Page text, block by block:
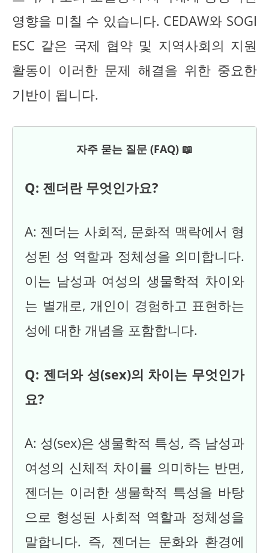
영향을 미칠 수 있습니다. CEDAW와 SOGI
ESC 같은 국제 협약 및 지역사회의 지원
활동이 이러한 문제 해결을 위한 중요한
기반이 됩니다.
자주 묻는 질문 (FAQ) 📖
Q: 젠더란 무엇인가요?
A: 젠더는 사회적, 문화적 맥락에서 형
성된 성 역할과 정체성을 의미합니다.
이는 남성과 여성의 생물학적 차이와
는 별개로, 개인이 경험하고 표현하는
성에 대한 개념을 포함합니다.
Q: 젠더와 성(sex)의 차이는 무엇인가
요?
A: 성(sex)은 생물학적 특성, 즉 남성과
여성의 신체적 차이를 의미하는 반면,
젠더는 이러한 생물학적 특성을 바탕
으로 형성된 사회적 역할과 정체성을
말합니다. 즉, 젠더는 문화와 환경에